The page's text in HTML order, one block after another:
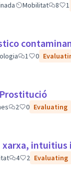
Mobilitat 8 1
1 0
2 0 Evaluating
xarxa, intuitius
4 2 Evaluating